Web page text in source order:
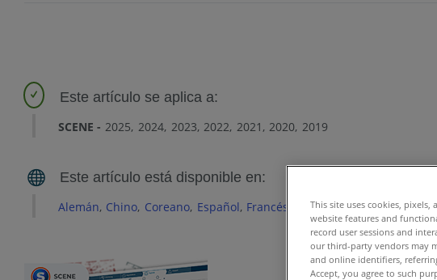
SCENE 2025 2024 2023 2022 2021 2020 2019
Alemán Chino Coreano Español Francés Inglés Italiano Japonés
This site uses cookies,
website features and
record user sessions and
our third-party vendors may
and online identifiers,
Accept, you agree to such